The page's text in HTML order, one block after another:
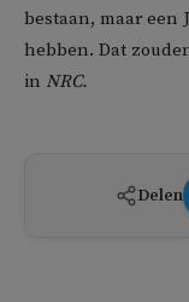
bestaan, maar een
hebben. Dat
in NRC.
Delen